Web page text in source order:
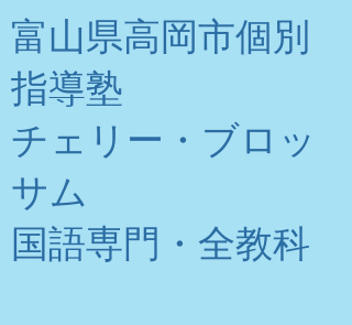
富山県高岡市個別
指導塾
チェリー・ブロッ
サム
​国語専門・全教科